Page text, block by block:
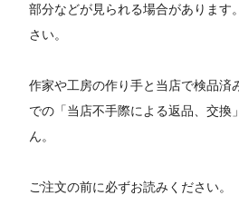
部分などが見られる場合があります
さい。
作家や工房の作り手と当店で検品済
での「当店不手際による返品、交換
ん。
ご注文の前に必ずお読みください。